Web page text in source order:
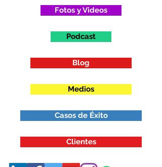
Fotos y Videos
Podcast
Blog
Medios
Casos de Éxito
Clientes